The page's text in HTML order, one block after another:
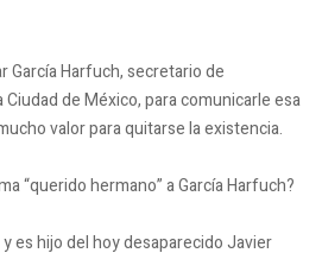
García Harfuch, secretario de
de México, para comunicarle esa
valor para quitarse la existencia.
“querido hermano” a García Harfuch?
es hijo del hoy desaparecido Javier